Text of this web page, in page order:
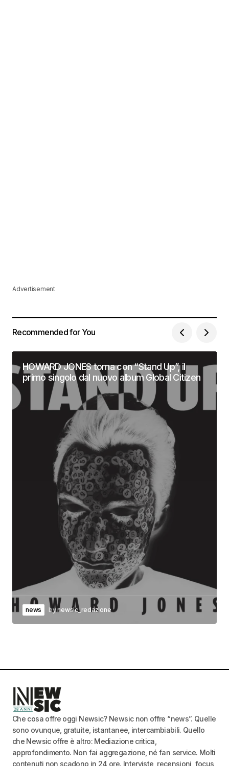
Advertisement
Recommended for You
HOWARD JONES torna con “Stand Up”, il
primo singolo dal nuovo album Global Citizen
news bynewsic_redazione
Che cosa offre oggi Newsic? Newsic non offre “news”. Quelle
sono ovunque, gratuite, istantanee, intercambiabili. Quello
che Newsic offre è altro: Mediazione critica,
approfondimento. Non fai aggregazione, né fan service. Molti
contenuti non scadono in 24 ore. Interviste, recensioni, focus